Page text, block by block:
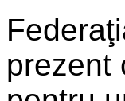
prezent